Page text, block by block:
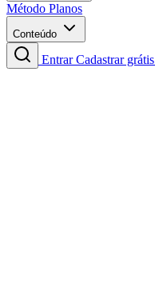
Método Planos
Conteúdo
EntrarCadastrar grátis